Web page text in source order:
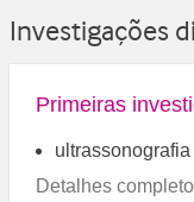
Investigações
Primeiras
ultrassonografia
Detalhes